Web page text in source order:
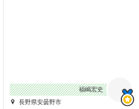
福嶋宏史
長野県安曇野市